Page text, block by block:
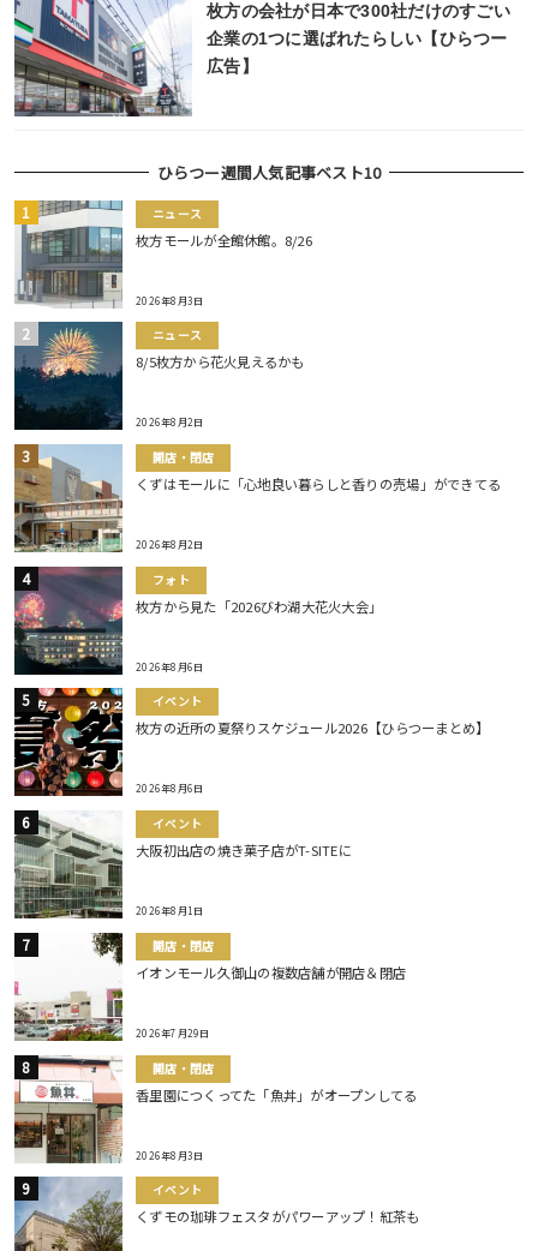
枚方の会社が日本で300社だけのすごい
企業の1つに選ばれたらしい【ひらつー
広告】
ひらつー週間人気記事ベスト10
ニュース
枚方モールが全館休館。8/26
2026年8月3日
ニュース
8/5枚方から花火見えるかも
2026年8月2日
開店・閉店
くずはモールに「心地良い暮らしと香りの売場」ができてる
2026年8月2日
フォト
枚方から見た「2026びわ湖大花火大会」
2026年8月6日
イベント
枚方の近所の夏祭りスケジュール2026【ひらつーまとめ】
2026年8月6日
イベント
大阪初出店の焼き菓子店がT-SITEに
2026年8月1日
開店・閉店
イオンモール久御山の複数店舗が開店＆閉店
2026年7月29日
開店・閉店
香里園につくってた「魚丼」がオープンしてる
2026年8月3日
イベント
くずモの珈琲フェスタがパワーアップ！紅茶も